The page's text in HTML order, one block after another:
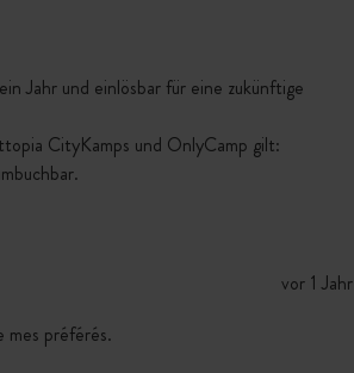
Jahr und einlösbar für eine zukünftige
CityKamps und OnlyCamp gilt:
vor 1 Jahr
mes préférés.